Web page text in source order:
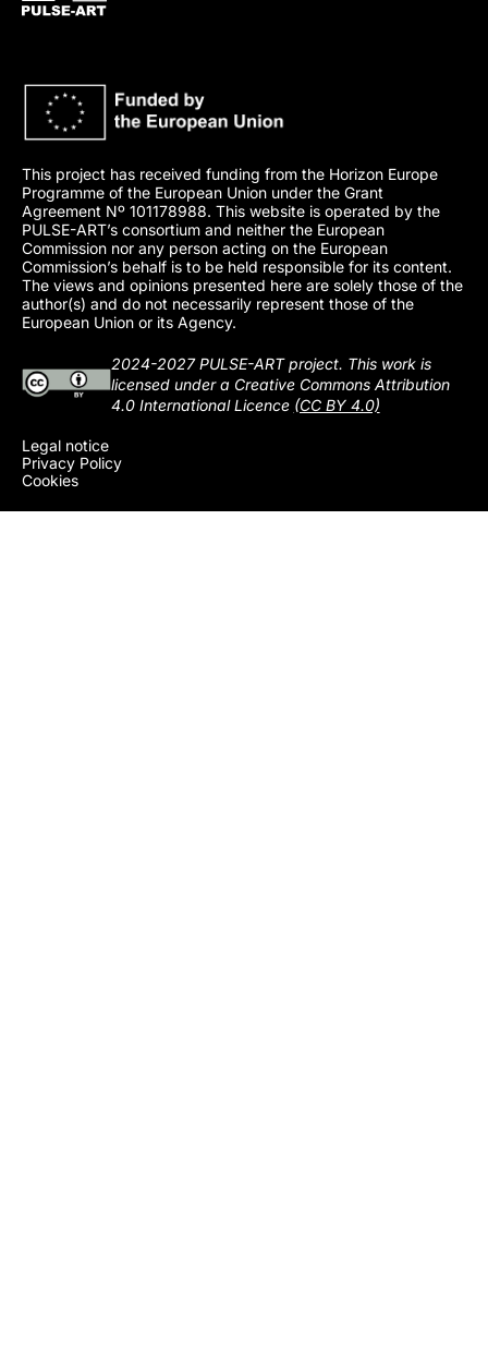
This project has received funding from the Horizon Europe
Programme of the European Union under the Grant
Agreement Nº 101178988. This website is operated by the
PULSE-ART’s consortium and neither the European
Commission nor any person acting on the European
Commission’s behalf is to be held responsible for its content.
The views and opinions presented here are solely those of the
author(s) and do not necessarily represent those of the
European Union or its Agency.
2024-2027 PULSE-ART project. This work is
licensed under a Creative Commons Attribution
4.0 International Licence (CC BY 4.0)
Legal notice
Privacy Policy
Cookies